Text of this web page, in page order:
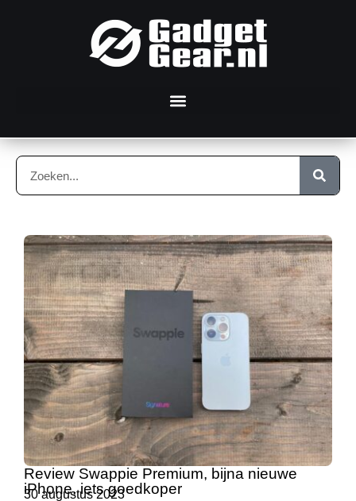
Review Swappie Premium, bijna nieuwe
iPhone, iets goedkoper
30 augustus 2023